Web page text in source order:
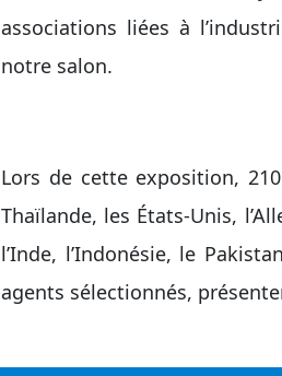
associations liées à
notre salon.
Lors de cette exposition,
Thaïlande, les États-Unis,
l’Inde, l’Indonésie, le
agents sélectionnés,